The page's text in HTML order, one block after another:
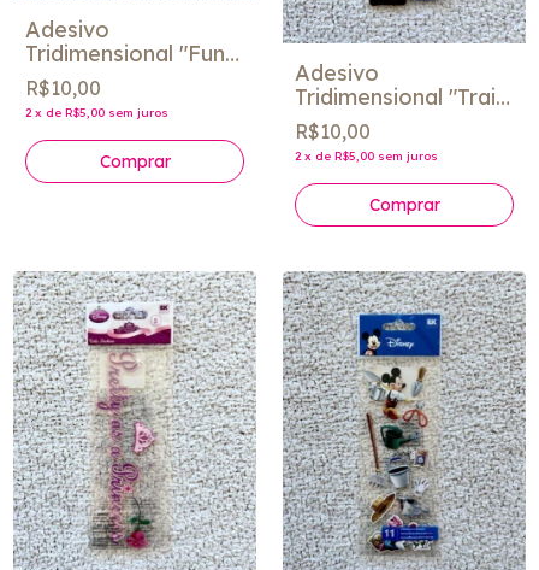
Adesivo
Tridimensional "Fun
Ride" - Jolee´s
R$10,00
2 x de R$5,00 sem juros
Adesivo
Tridimensional "Train
Trip" - Jolee´s
R$10,00
2 x de R$5,00 sem juros